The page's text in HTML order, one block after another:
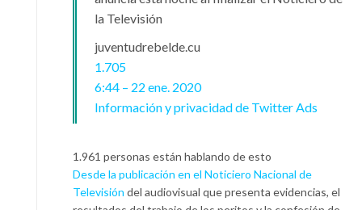
la Televisión
juventudrebelde.cu
1.705
6:44 – 22 ene. 2020
Información y privacidad de Twitter Ads
1.961 personas están hablando de esto
Desde la publicación en el Noticiero Nacional de
Televisión del audiovisual que presenta evidencias, el